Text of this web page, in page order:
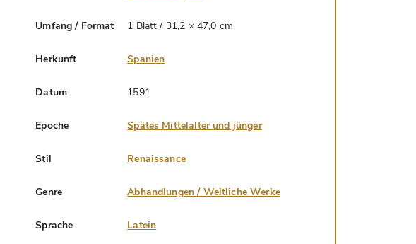
Umfang / Format 1 Blatt / 31,2 × 47,0 cm
Herkunft Spanien
Datum 1591
Epoche Spätes Mittelalter und jünger
Stil Renaissance
Genre Abhandlungen / Weltliche Werke
Sprache Latein